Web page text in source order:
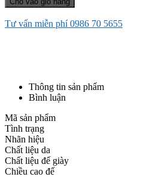
Tư vấn miễn phí 0986 70 5655
Thông tin sản phẩm
Bình luận
Mã sản phẩm
Tình trạng
Nhãn hiệu
Chất liệu da
Chất liệu đế giày
Chiều cao đế